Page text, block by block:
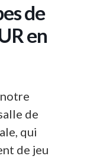
de
en
de
qui
de jeu